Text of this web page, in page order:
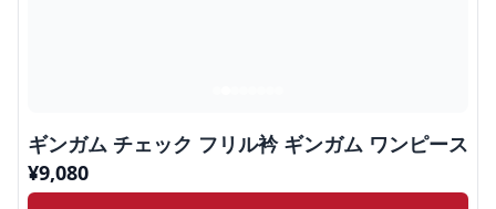
ギンガム チェック フリル衿 ギンガム ワンピース
¥9,080